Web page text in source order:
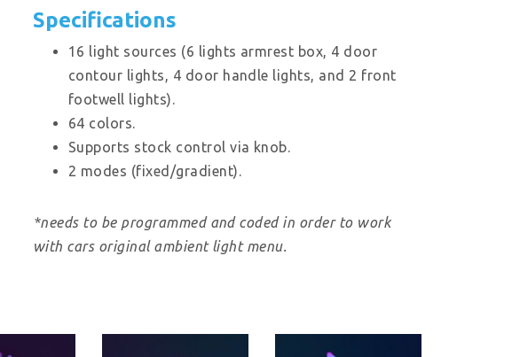
Specifications
16 light sources (6 lights armrest box, 4 door
contour lights, 4 door handle lights, and 2 front
footwell lights).
64 colors.
Supports stock control via knob.
2 modes (fixed/gradient).
*needs to be programmed and coded in order to work
with cars original ambient light menu.